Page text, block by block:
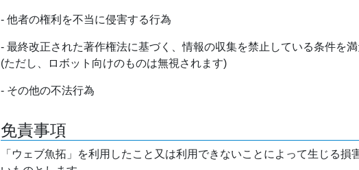
- 他者の権利を不当に侵害する行為
- 最終改正された著作権法に基づく、情報の収集を禁止している条件を
(ただし、ロボット向けのものは無視されます)
- その他の不法行為
免責事項
「ウェブ魚拓」を利用したこと又は利用できないことによって生じる損